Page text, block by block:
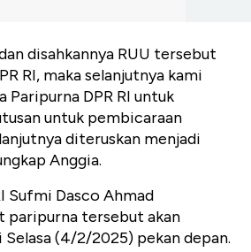
disahkannya RUU tersebut
RI, maka selanjutnya kami
Paripurna DPR RI untuk
untuk pembicaraan
diteruskan menjadi
Anggia.
Sufmi Dasco Ahmad
paripurna tersebut akan
Selasa (4/2/2025) pekan depan.